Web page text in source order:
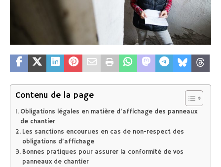
Contenu de la page
Obligations légales en matière d’affichage des panneaux
de chantier
Les sanctions encourues en cas de non-respect des
obligations d’affichage
Bonnes pratiques pour assurer la conformité de vos
panneaux de chantier